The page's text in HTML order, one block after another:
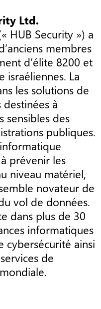
Ltd.
HUB Security ») a
membres
d’élite 8200 et
israéliennes. La
les solutions de
à
sensibles des
publiques.
prévenir les
niveau matériel,
novateur de
vol de données.
dans plus de 30
informatiques
cybersécurité ainsi
de